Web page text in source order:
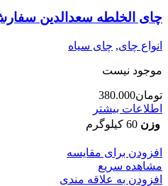
چای الخلطه سعدالدین سفارش
انواع چای, چای سیاه
موجود نیست
تومان380.000
اطلاعات بیشتر
وزن 60 کیلوگرم
افزودن برای مقایسه
مشاهده سریع
افزودن به علاقه مندی